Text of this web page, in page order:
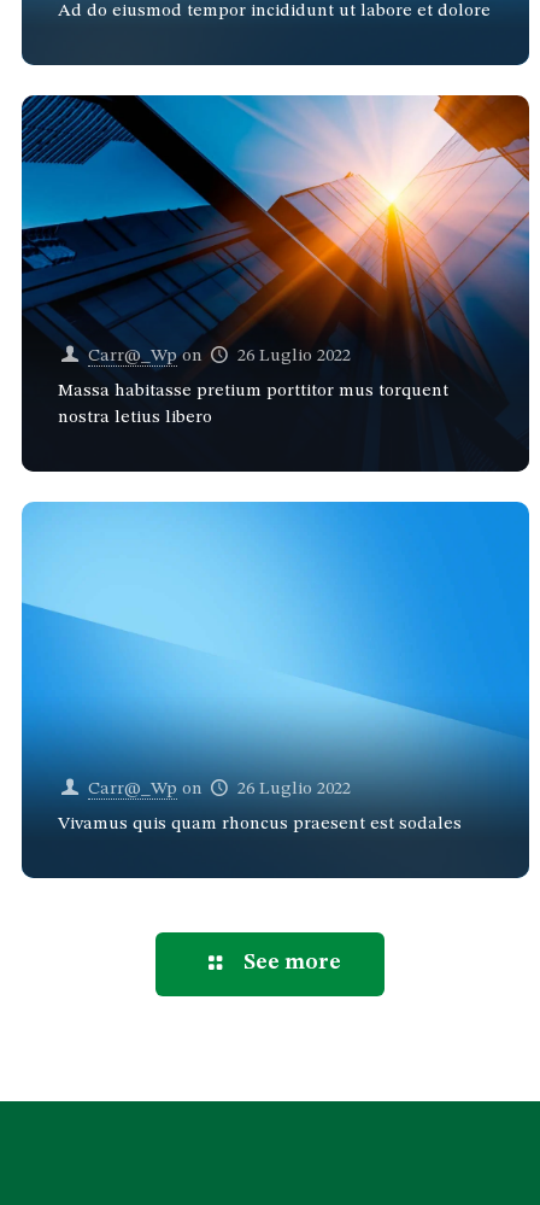
Ad do eiusmod tempor incididunt ut labore et dolore
Carr@_Wp on
26 Luglio 2022
Massa habitasse pretium porttitor mus torquent
nostra letius libero
Carr@_Wp on
26 Luglio 2022
Vivamus quis quam rhoncus praesent est sodales
See more